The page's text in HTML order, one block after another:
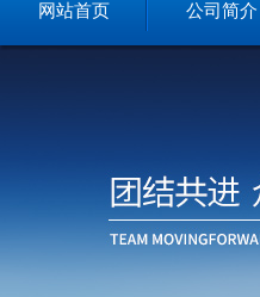
网站首页 公司简介